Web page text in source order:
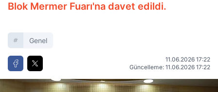
Blok Mermer Fuarı'na davet edildi.
Genel
11.06.2026 17:22
Güncelleme: 11.06.2026 17:22